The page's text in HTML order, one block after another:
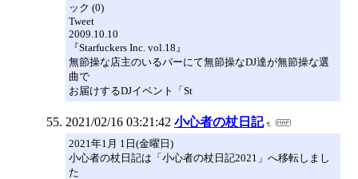
ック (0)
Tweet
2009.10.10
『Starfuckers Inc. vol.18』
無節操な店主のいるバーにて無節操なDJ達が無節操な選
曲で
お届けするDJイベント「St
2021/02/16 03:21:42 小心者の杖日記
2021年1月 1日(金曜日)
小心者の杖日記は「小心者の杖日記2021」へ移転しまし
た